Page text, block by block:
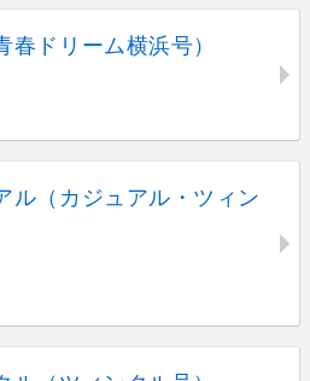
春ドリーム横浜号）
ル（カジュアル・ツィン